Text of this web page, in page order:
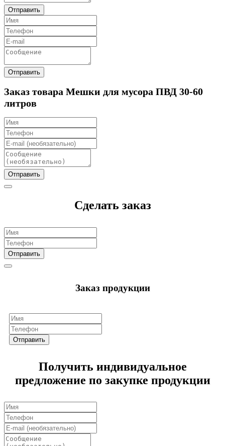
Отправить
Отправить
Заказ товара Мешки для мусора ПВД 30-60
литров
Отправить
Сделать заказ
Отправить
Заказ продукции
Отправить
Получить индивидуальное
предложение по закупке продукции